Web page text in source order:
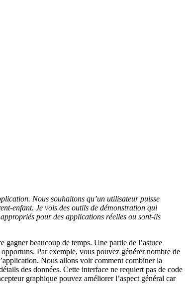
Nous souhaitons qu’un utilisateur puisse
enfant. Je vois des outils de démonstration qui
pour des applications réelles ou sont-ils
beaucoup de temps. Une partie de l’astuce
Par exemple, vous pouvez générer nombre de
Nous allons voir comment combiner la
des données. Cette interface ne requiert pas de code
graphique pouvez améliorer l’aspect général car